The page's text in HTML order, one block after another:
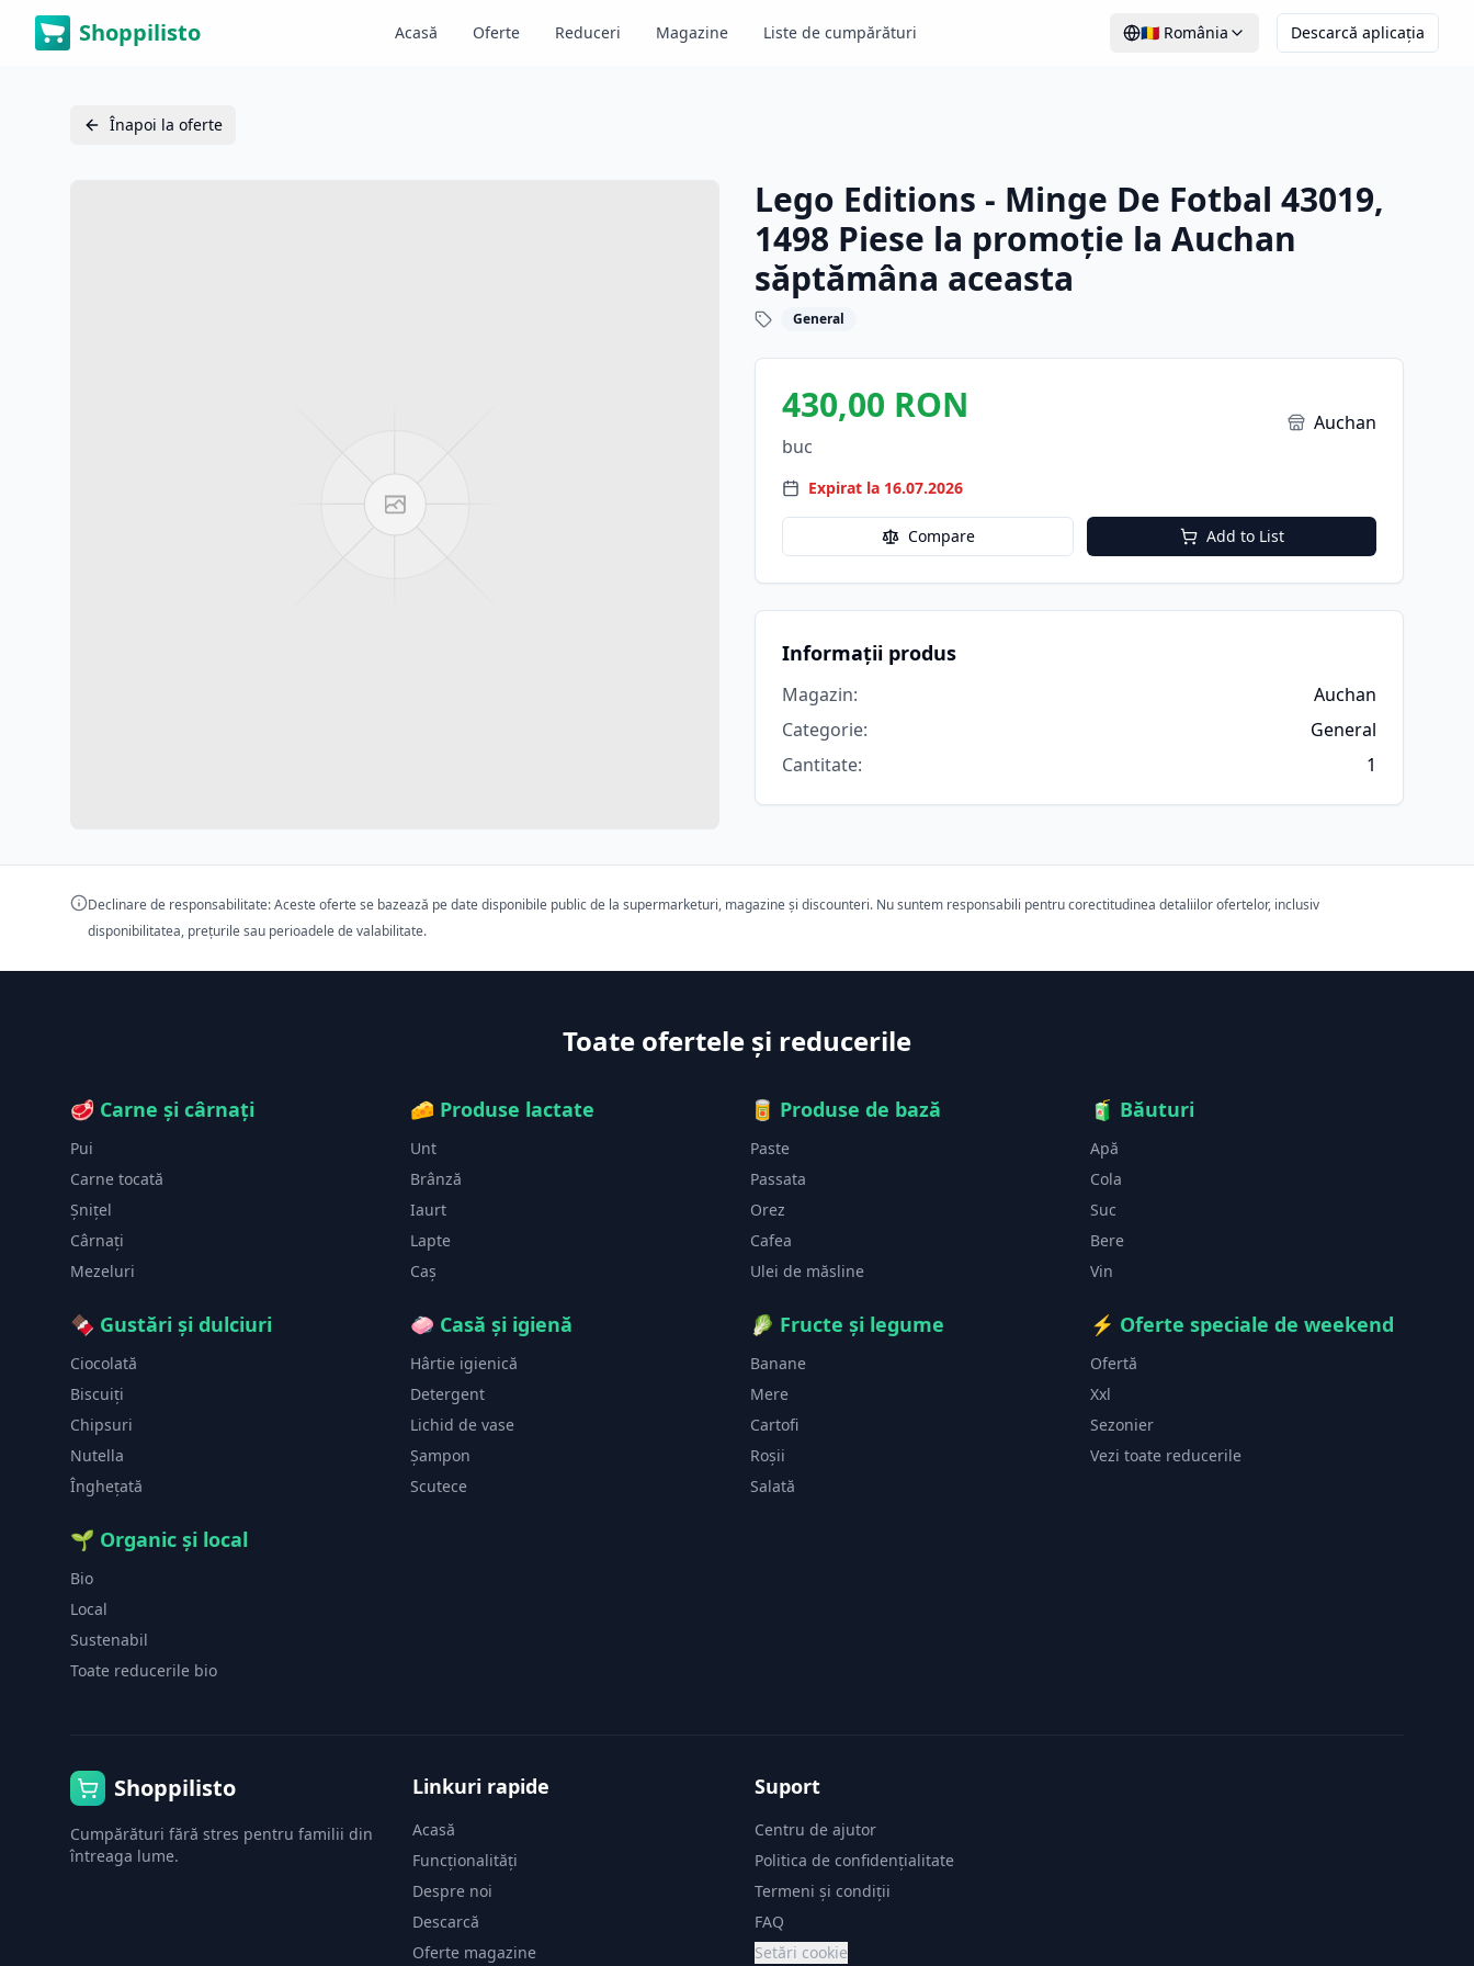
Shoppilisto Acasă Oferte Reduceri Magazine Liste de cumpărături 🇷🇴 România Descarcă aplicația
Înapoi la oferte
Lego Editions - Minge De Fotbal 43019,
1498 Piese la promoție la Auchan
săptămâna aceasta
General
430,00 RON
buc
Auchan
Expirat la 16.07.2026
Compare Add to List
Informații produs
Magazin:
Auchan
Categorie:
General
Cantitate: 1
Declinare de responsabilitate: Aceste oferte se bazează pe date disponibile public de la supermarketuri, magazine și discounteri. Nu suntem responsabili pentru corectitudinea detaliilor ofertelor, inclusiv
disponibilitatea, prețurile sau perioadele de valabilitate.
Toate ofertele și reducerile
🥩 Carne și cârnați
Pui
Carne tocată
Șnițel
Cârnați
Mezeluri
🧀 Produse lactate
Unt
Brânză
Iaurt
Lapte
Caș
🥫 Produse de bază
Paste
Passata
Orez
Cafea
Ulei de măsline
🧃 Băuturi
Apă
Cola
Suc
Bere
Vin
🍫 Gustări și dulciuri
Ciocolată
Biscuiți
Chipsuri
Nutella
Înghețată
🧼 Casă și igienă
Hârtie igienică
Detergent
Lichid de vase
Șampon
Scutece
🥬 Fructe și legume
Banane
Mere
Cartofi
Roșii
Salată
⚡ Oferte speciale de weekend
Ofertă
Xxl
Sezonier
Vezi toate reducerile
🌱 Organic și local
Bio
Local
Sustenabil
Toate reducerile bio
Shoppilisto
Cumpărături fără stres pentru familii din
întreaga lume.
Linkuri rapide
Acasă
Funcționalități
Despre noi
Descarcă
Oferte magazine
Suport
Centru de ajutor
Politica de confidențialitate
Termeni și condiții
FAQ
Setări cookie